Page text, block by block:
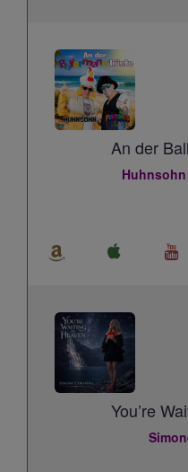
An der
You’re